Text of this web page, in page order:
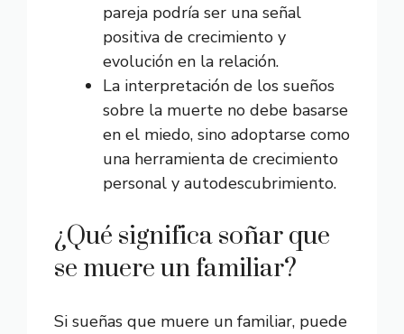
pareja podría ser una señal
positiva de crecimiento y
evolución en la relación.
La interpretación de los sueños
sobre la muerte no debe basarse
en el miedo, sino adoptarse como
una herramienta de crecimiento
personal y autodescubrimiento.
¿Qué significa soñar que
se muere un familiar?
Si sueñas que muere un familiar, puede